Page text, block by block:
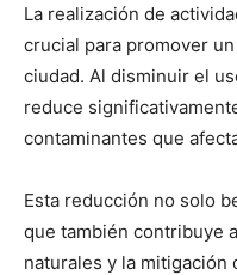
La realización de
crucial para promover
ciudad. Al disminuir el
reduce
contaminantes que
Esta reducción no solo
que también contribuye
naturales y la mitigación